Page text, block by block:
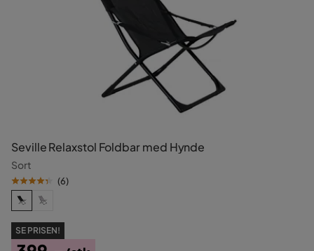
Seville Relaxstol Foldbar med Hynde
Sort
(6)
SE PRISEN!